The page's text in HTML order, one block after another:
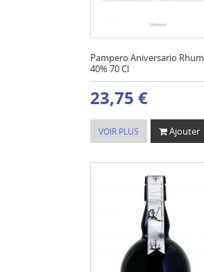
Pampero Aniversario Rhum
40% 70 Cl
23,75 €
VOIR PLUS Ajouter